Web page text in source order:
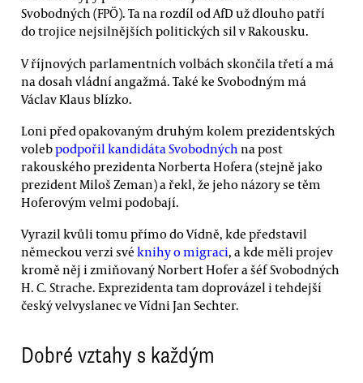
Svobodných (FPÖ). Ta na rozdíl od AfD už dlouho patří
do trojice nejsilnějších politických sil v Rakousku.
V říjnových parlamentních volbách skončila třetí a má
na dosah vládní angažmá. Také ke Svobodným má
Václav Klaus blízko.
Loni před opakovaným druhým kolem prezidentských
volebpodpořil kandidáta Svobodných na post
rakouského prezidenta Norberta Hofera (stejně jako
prezident Miloš Zeman) a řekl, že jeho názory se těm
Hoferovým velmi podobají.
Vyrazil kvůli tomu přímo do Vídně, kde představil
německou verzi své knihy o migraci, a kde měli projev
kromě něj i zmiňovaný Norbert Hofer a šéf Svobodných
H. C. Strache. Exprezidenta tam doprovázel i tehdejší
český velvyslanec ve Vídni Jan Sechter.
Dobré vztahy s každým